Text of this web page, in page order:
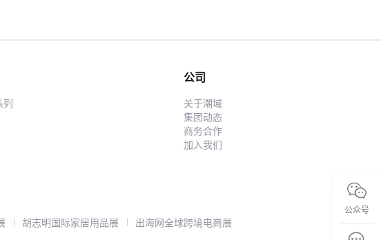
居、美妆、电子
重点布局家居日
与平台趋
公司
关于潮域
集团动态
商务合作
加入我们
胡志明国际家居用品展 出海网全球跨境电商展
公众号